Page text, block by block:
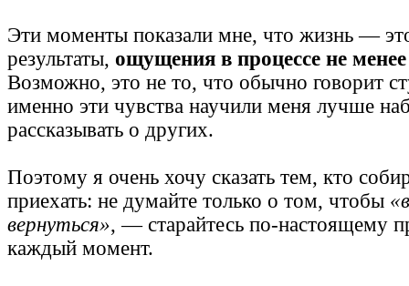
Эти моменты показали мне, что жизнь —
результаты, ощущения в процессе не
Возможно, это не то, что обычно говорит
именно эти чувства научили меня лучше
рассказывать о других.
Поэтому я очень хочу сказать тем, кто
приехать: не думайте только о том, чтобы
вернуться», — старайтесь по-настоящему
каждый момент.